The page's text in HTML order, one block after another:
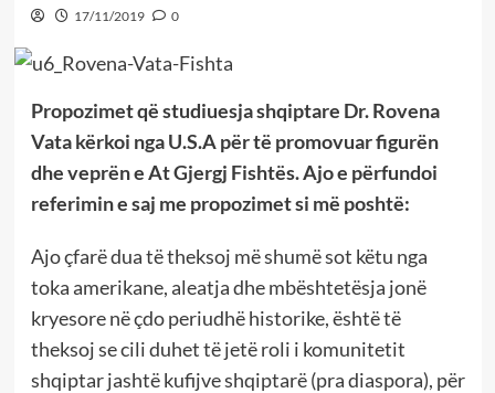
17/11/2019 0
Propozimet që studiuesja shqiptare Dr. Rovena
Vata kërkoi nga U.S.A për të promovuar figurën
dhe veprën e At Gjergj Fishtës. Ajo e përfundoi
referimin e saj me propozimet si më poshtë:
Ajo çfarë dua të theksoj më shumë sot këtu nga
toka amerikane, aleatja dhe mbështetësja jonë
kryesore në çdo periudhë historike, është të
theksoj se cili duhet të jetë roli i komunitetit
shqiptar jashtë kufijve shqiptarë (pra diaspora), për